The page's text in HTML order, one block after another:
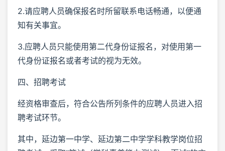
2.请应聘人员确保报名时所留联系电话畅通，以便通
知有关事宜。
3.应聘人员只能使用第二代身份证报名，对使用第一
代身份证报名或者考试的视为无效。
四、招聘考试
经资格审查后，符合公告所列条件的应聘人员进入招
聘考试环节。
其中，延边第一中学、延边第二中学学科教学岗位招